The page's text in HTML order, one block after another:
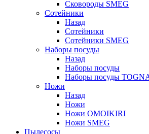
Сковороды SMEG
Сотейники
Назад
Сотейники
Сотейники SMEG
Наборы посуды
Назад
Наборы посуды
Наборы посуды
Ножи
Назад
Ножи
Ножи OMOIKIRI
Ножи SMEG
Пылесосы